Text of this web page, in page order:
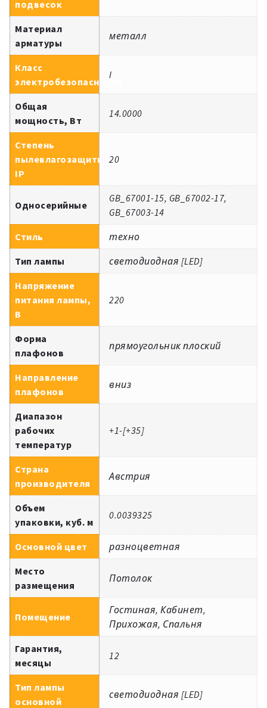
подвесок
Материал
арматуры
металл
Класс
электробезопасности
I
Общая
мощность, Вт
14.0000
Степень
пылевлагозащиты,
IP
20
Односерийные
GB_67001-15, GB_67002-17,
GB_67003-14
Стиль техно
Тип лампы светодиодная [LED]
Напряжение
питания лампы,
В
220
Форма
плафонов
прямоугольник плоский
Направление
плафонов
вниз
Диапазон
рабочих
температур
+1-[+35]
Страна
производителя
Австрия
Объем
упаковки, куб. м
0.0039325
Основной цвет разноцветная
Место
размещения
Потолок
Помещение
Гостиная, Кабинет,
Прихожая, Спальня
Гарантия,
месяцы
12
Тип лампы
основной
светодиодная [LED]